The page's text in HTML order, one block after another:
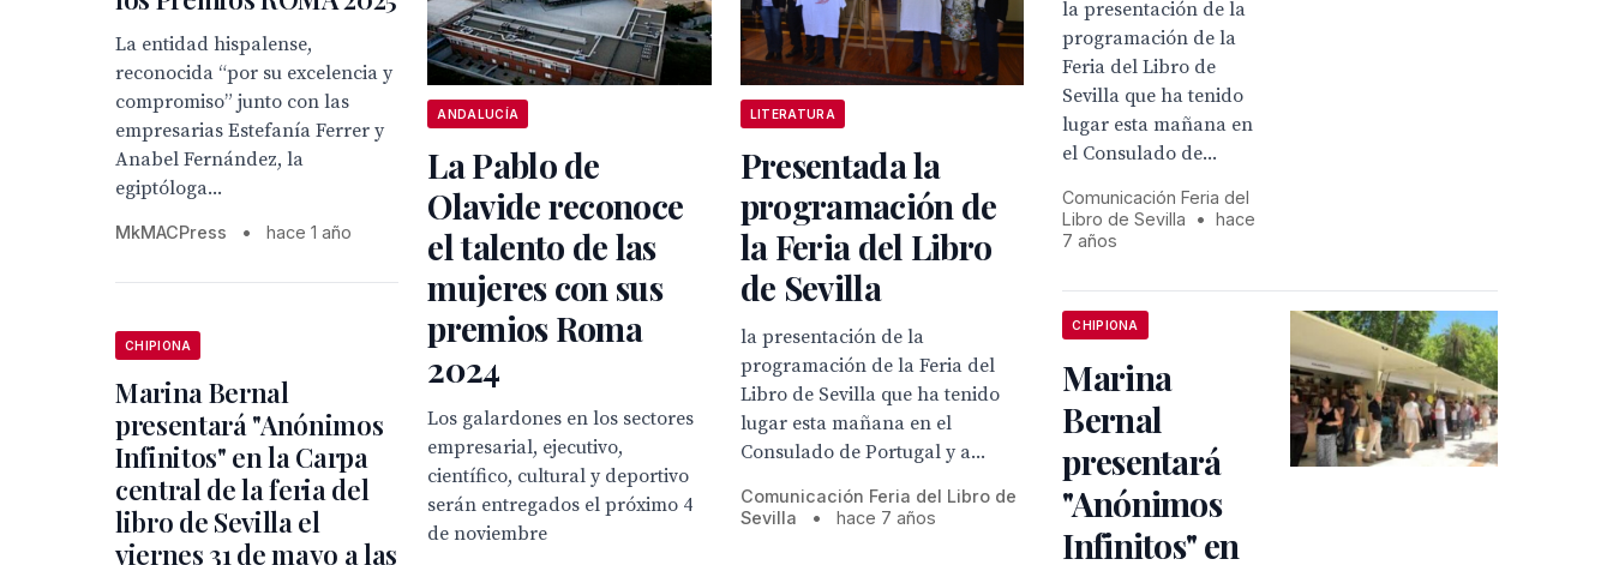
La entidad hispalense,
reconocida “por su excelencia y
compromiso” junto con las
empresarias Estefanía Ferrer y
Anabel Fernández, la
egiptóloga...
MkMACPress • hace 1 año
ANDALUCÍA
La Pablo de
Olavide reconoce
el talento de las
mujeres con sus
premios Roma
2024
Los galardones en los sectores
empresarial, ejecutivo,
científico, cultural y deportivo
serán entregados el próximo 4
de noviembre
LITERATURA
Presentada la
programación de
la Feria del Libro
de Sevilla
la presentación de la
programación de la Feria del
Libro de Sevilla que ha tenido
lugar esta mañana en el
Consulado de Portugal y a...
Comunicación Feria del Libro de
Sevilla
• hace 7 años
CHIPIONA
Marina Bernal
presentará "Anónimos
Infinitos" en la Carpa
central de la feria del
libro de Sevilla el
viernes 31 de mayo a las
la presentación de la
programación de la
Feria del Libro de
Sevilla que ha tenido
lugar esta mañana en
el Consulado de...
Comunicación Feria del
Libro de Sevilla
•
hace
7 años
CHIPIONA
Marina
Bernal
presentará
"Anónimos
Infinitos" en